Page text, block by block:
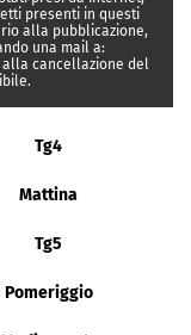
presenti in questi
alla pubblicazione,
una mail a:
alla cancellazione del
Tg4
Mattina
Tg5
Pomeriggio